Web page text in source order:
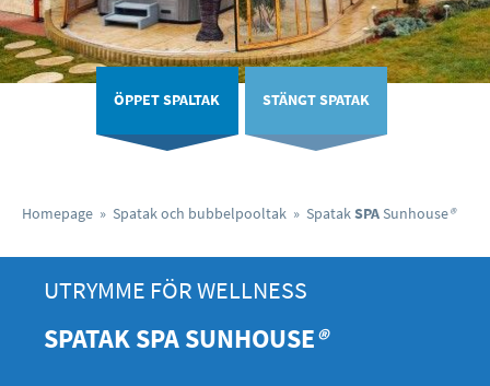
ÖPPET SPALTAK STÄNGT SPATAK
Homepage » Spatak och bubbelpooltak » SpatakSPASunhouse®
UTRYMME FÖR WELLNESS
SPATAKSPASUNHOUSE®